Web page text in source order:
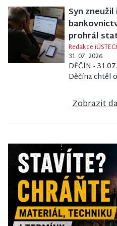
Syn
prohrál
Redakce
31. 07. 2026
DĚČÍN -
Děčína chtěl
Zobrazit